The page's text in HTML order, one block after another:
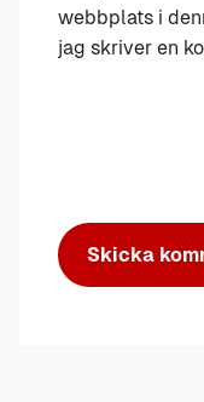
webbplats i
jag skriver en